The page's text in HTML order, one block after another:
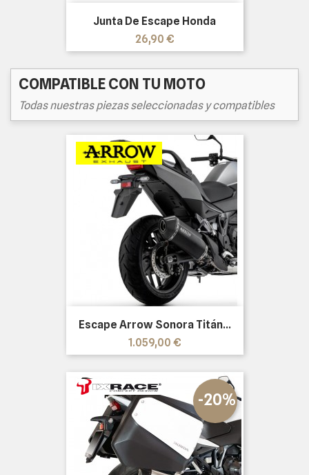
Junta De Escape Honda
Precio
26,90 €
COMPATIBLE CON TU MOTO
Todas nuestras piezas seleccionadas y compatibles
Escape Arrow Sonora Titán...
Precio
1.059,00 €
-20%